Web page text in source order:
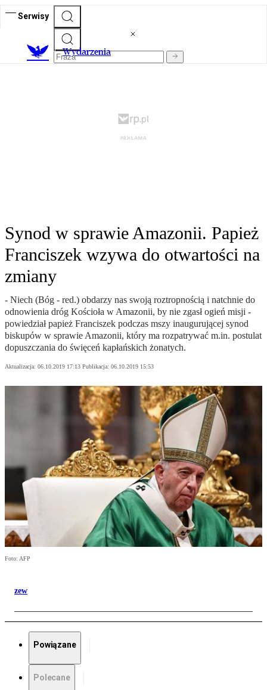
Serwisy
Wydarzenia
Synod w sprawie Amazonii. Papież
Franciszek wzywa do otwartości na
zmiany
- Niech (Bóg - red.) obdarzy nas swoją roztropnością i natchnie do
odnowienia dróg Kościoła w Amazonii, by nie zgasł ogień misji -
powiedział papież Franciszek podczas mszy inaugurującej synod
biskupów w sprawie Amazonii, który ma rozpatrywać m.in. postulat
dopuszczania do święceń kapłańskich żonatych.
Aktualizacja: 06.10.2019 17:13 Publikacja: 06.10.2019 15:53
Foto: AFP
zew
Powiązane
Polecane